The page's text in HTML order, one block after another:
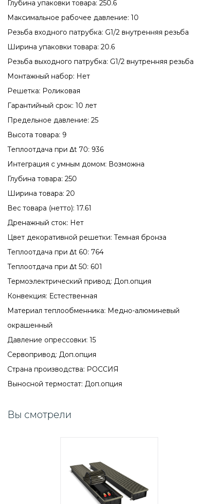
Глубина упаковки товара: 250.6
Максимальное рабочее давление: 10
Резьба входного патрубка: G1/2 внутренняя резьба
Ширина упаковки товара: 20.6
Резьба выходного патрубка: G1/2 внутренняя резьба
Монтажный набор: Нет
Решетка: Роликовая
Гарантийный срок: 10 лет
Предельное давление: 25
Высота товара: 9
Теплоотдача при Δt 70: 936
Интеграция с умным домом: Возможна
Глубина товара: 250
Ширина товара: 20
Вес товара (нетто): 17.61
Дренажный сток: Нет
Цвет декоративной решетки: Темная бронза
Теплоотдача при Δt 60: 764
Теплоотдача при Δt 50: 601
Термоэлектрический привод: Доп.опция
Конвекция: Естественная
Материал теплообменника: Медно-алюминевый
окрашенный
Давление опрессовки: 15
Сервопривод: Доп.опция
Страна производства: РОССИЯ
Выносной термостат: Доп.опция
Вы смотрели